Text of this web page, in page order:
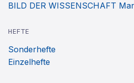
BILD DER WISSENSCHAFT
HEFTE
Sonderhefte
Einzelhefte